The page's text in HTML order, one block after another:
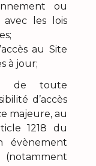
ou
les lois
au Site
à jour;
de toute
d’accès
majeure, au
1218 du
évènement